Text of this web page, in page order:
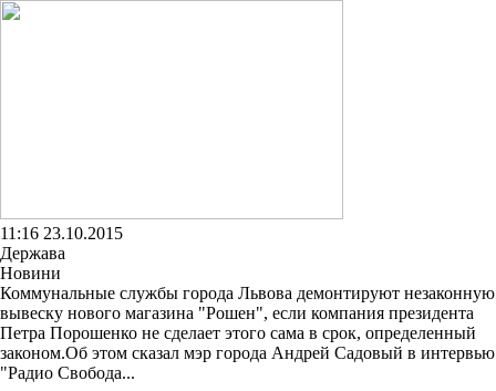
11:16 23.10.2015
Держава
Новини
Коммунальные службы города Львова демонтируют незаконную
вывеску нового магазина "Рошен", если компания президента
Петра Порошенко не сделает этого сама в срок, определенный
законом.Об этом сказал мэр города Андрей Садовый в интервью
"Радио Свобода...